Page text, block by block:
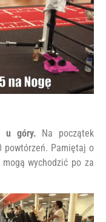
u góry. Na początek
Pamiętaj o
wychodzić po za